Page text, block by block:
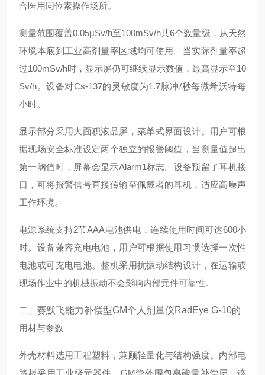
合医用同位素操作场所。
测量范围覆盖0.05μSv/h至100mSv/h共6个数量级，从天然
环境本底到工业高剂量率区域均可使用。当实际剂量率超
过100mSv/h时，显示屏仍可继续显示数值，最高显示至10
Sv/h。设备对Cs-137的灵敏度为1.7脉冲/秒每微希沃特每
小时。
显示部分采用大面积液晶屏，菜单式界面设计。用户可根
据现场安全标准设定两个独立的报警阈值，当测量值超出
第一阈值时，屏幕会显示Alarm1标志。设备预留了耳机接
口，可将报警信号直接传输至佩戴者的耳机，适应高噪声
工作环境。
电源系统支持2节AAA电池供电，连续使用时间可达600小
时。设备兼容充电电池，用户可根据使用习惯选择一次性
电池或可充电电池。整机采用抗振动结构设计，在运输或
现场作业中的机械振动不会影响内部元件可靠性。
二、 赛默飞能力补偿型GM个人剂量仪RadEye G-10的
用材与参数
外壳材料选用工程塑料，兼顾轻量化与结构强度。内部电
路板采用工业级元器件，GM管外围包裹能量补偿层，该